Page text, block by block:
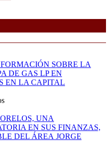
SOBRE LA
DE GAS LP EN
EN LA CAPITAL
UNA
EN SUS FINANZAS,
DEL ÁREA JORGE